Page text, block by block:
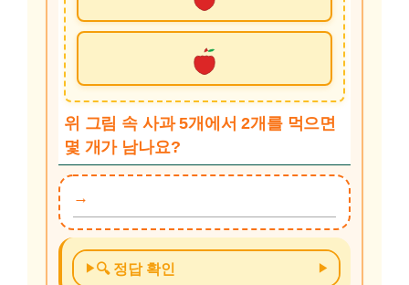
위 그림 속 사과 5개에서 2개를 먹으면
몇 개가 남나요?
🔍 정답 확인